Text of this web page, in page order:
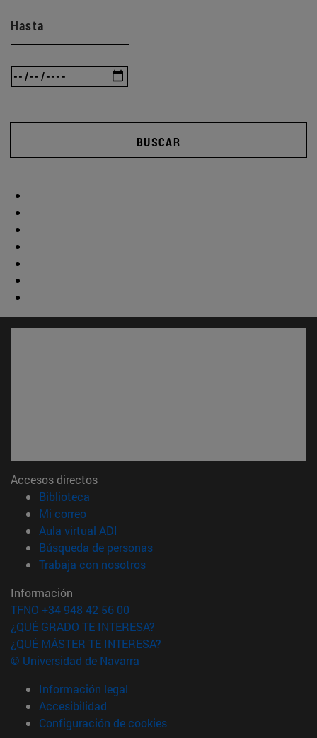
Hasta
BUSCAR
Accesos directos
Biblioteca
Mi correo(abre en nueva ventana)
Aula virtual ADI
Búsqueda de personas(abre en nueva ventana)
Trabaja con nosotros(abre en nueva ventana)
Información
TFNO +34 948 42 56 00
¿QUÉ GRADO TE INTERESA?
¿QUÉ MÁSTER TE INTERESA?
© Universidad de Navarra
Información legal
Accesibilidad
Configuración de cookies